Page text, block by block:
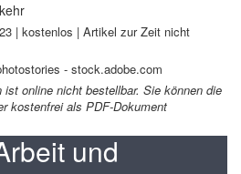
| kostenlos | Artikel zur Zeit nicht
- stock.adobe.com
ist online nicht bestellbar. Sie können die
kostenfrei als PDF-Dokument
und